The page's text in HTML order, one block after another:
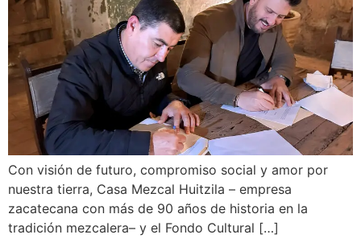
Con visión de futuro, compromiso social y amor por
nuestra tierra, Casa Mezcal Huitzila – empresa
zacatecana con más de 90 años de historia en la
tradición mezcalera– y el Fondo Cultural […]